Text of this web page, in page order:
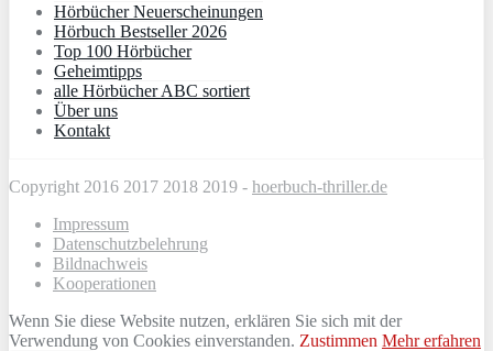
Hörbücher Neuerscheinungen
Hörbuch Bestseller 2026
Top 100 Hörbücher
Geheimtipps
alle Hörbücher ABC sortiert
Über uns
Kontakt
Copyright 2016 2017 2018 2019 - hoerbuch-thriller.de
Impressum
Datenschutzbelehrung
Bildnachweis
Kooperationen
Wenn Sie diese Website nutzen, erklären Sie sich mit der
Verwendung von Cookies einverstanden. Zustimmen Mehr erfahren